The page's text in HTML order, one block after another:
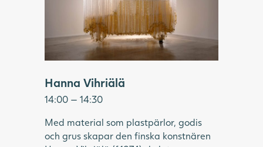
Hanna Vihriälä
14:00 — 14:30
Med material som plastpärlor, godis
och grus skapar den finska konstnären